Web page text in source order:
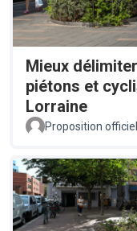
Mieux
piétons et
Lorraine
Proposition